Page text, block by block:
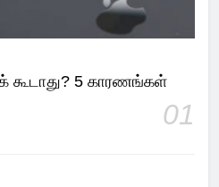
5 காரணங்கள்
01